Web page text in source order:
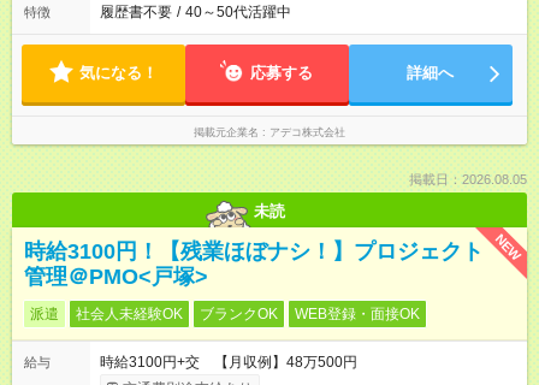
特徴 履歴書不要 / 40～50代活躍中
気になる！ 応募する 詳細へ
掲載元企業名 アデコ株式会社
掲載日：2026.08.05
未読
NEW
時給3100円！【残業ほぼナシ！】プロジェクト
管理＠PMO<戸塚>
派遣 社会人未経験OK ブランクOK WEB登録・面接OK
給与
時給3100円+交 【月収例】48万500円